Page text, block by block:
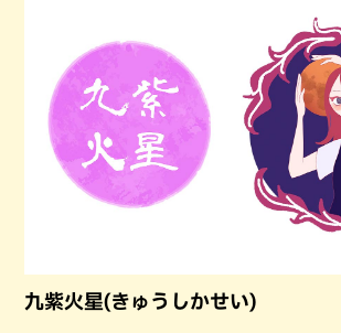
九紫火星(きゅうしかせい)